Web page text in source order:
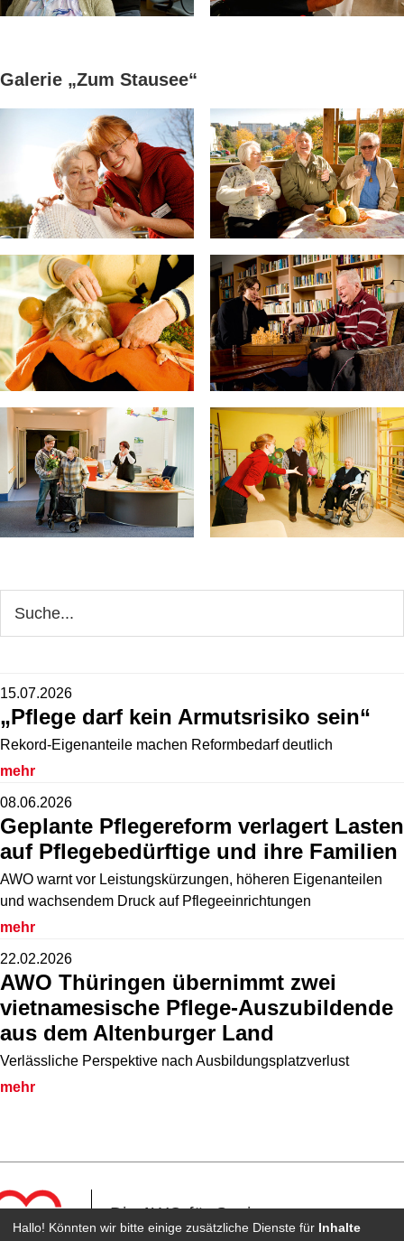
Galerie „Zum Stausee“
Seitenspalte
durchsuchen
15.07.2026
„Pflege darf kein Armutsrisiko sein“
Rekord-Eigenanteile machen Reformbedarf deutlich
mehr
08.06.2026
Geplante Pflegereform verlagert Lasten
auf Pflegebedürftige und ihre Familien
AWO warnt vor Leistungskürzungen, höheren Eigenanteilen
und wachsendem Druck auf Pflegeeinrichtungen
mehr
22.02.2026
AWO Thüringen übernimmt zwei
vietnamesische Pflege-Auszubildende
aus dem Altenburger Land
Verlässliche Perspektive nach Ausbildungsplatzverlust
mehr
Die AWO für Senioren
in Zeulenroda
Hallo! Könnten wir bitte einige zusätzliche Dienste für Inhalte